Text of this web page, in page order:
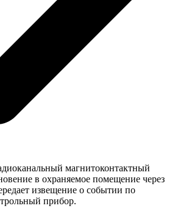
магнитоконтактный
в охраняемое помещение через
извещение о событии по
прибор.